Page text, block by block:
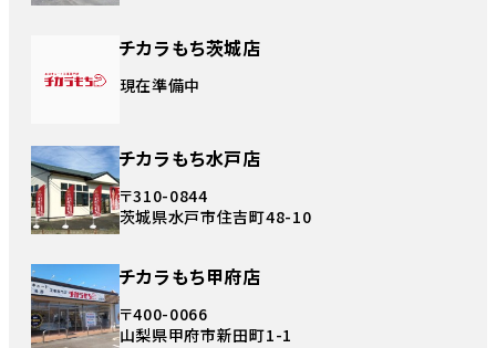
チカラもち茨城店
現在準備中
チカラもち水戸店
〒310-0844
茨城県水戸市住吉町48-10
チカラもち甲府店
〒400-0066
山梨県甲府市新田町1-1